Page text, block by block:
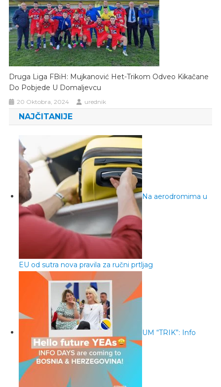
Druga Liga FBiH: Mujkanović Het-Trikom Odveo Kikačane
Do Pobjede U Domaljevcu
20 Oktobra, 2024 urednik
NAJČITANIJE
Na aerodromima u
EU od sutra nova pravila za ručni prtljag
UM “TRIK”: Info